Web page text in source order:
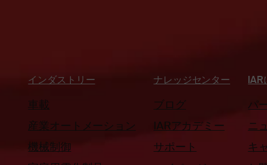
インダストリー
車載
産業オートメーション
機械制御
ナレッジセンター
ブログ
IARアカデミー
サポート
IAR
パ
ニ
キ